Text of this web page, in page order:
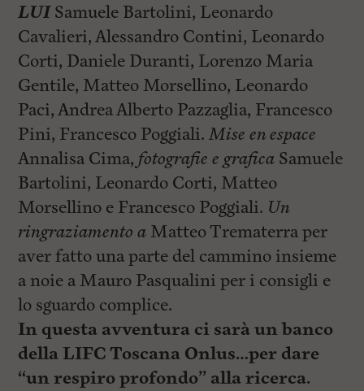
LUISamuele Bartolini, Leonardo
Cavalieri, Alessandro Contini, Leonardo
Corti, Daniele Duranti, Lorenzo Maria
Gentile, Matteo Morsellino, Leonardo
Paci, Andrea Alberto Pazzaglia, Francesco
Pini, Francesco Poggiali.Mise en espace
Annalisa Cima,fotografie e grafica Samuele
Bartolini, Leonardo Corti, Matteo
Morsellino e Francesco Poggiali. Un
ringraziamento aMatteo Trematerra per
aver fatto una parte del cammino insieme
a noie a Mauro Pasqualini per i consigli e
lo sguardo complice.
In questa avventura ci sarà un banco
della LIFC Toscana Onlus…per dare
“un respiro profondo” alla ricerca.